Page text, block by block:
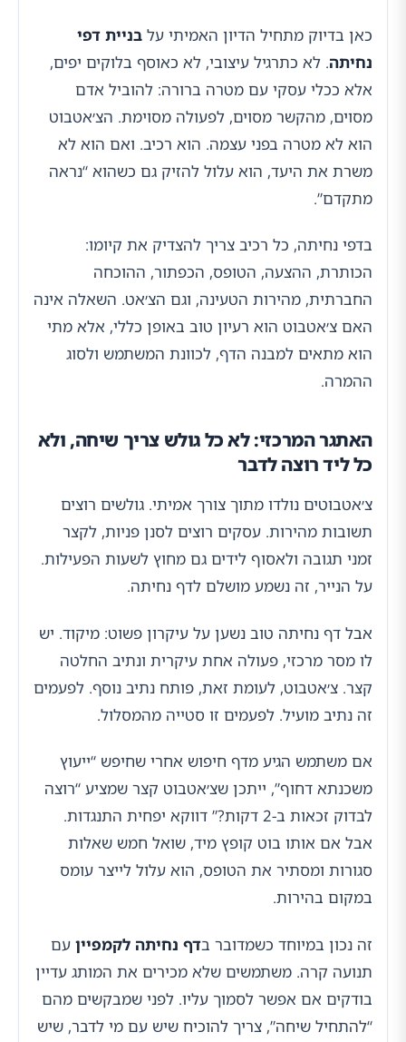
כאן בדיוק מתחיל הדיון האמיתי על בניית דפי
נחיתה. לא כתרגיל עיצובי, לא כאוסף בלוקים יפים,
אלא ככלי עסקי עם מטרה ברורה: להוביל אדם
מסוים, מהקשר מסוים, לפעולה מסוימת. הצ׳אטבוט
הוא לא מטרה בפני עצמה. הוא רכיב. ואם הוא לא
משרת את היעד, הוא עלול להזיק גם כשהוא “נראה
מתקדם”.
בדפי נחיתה, כל רכיב צריך להצדיק את קיומו:
הכותרת, ההצעה, הטופס, הכפתור, ההוכחה
החברתית, מהירות הטעינה, וגם הצ׳אט. השאלה אינה
האם צ׳אטבוט הוא רעיון טוב באופן כללי, אלא מתי
הוא מתאים למבנה הדף, לכוונת המשתמש ולסוג
ההמרה.
האתגר המרכזי: לא כל גולש צריך שיחה, ולא
כל ליד רוצה לדבר
צ׳אטבוטים נולדו מתוך צורך אמיתי. גולשים רוצים
תשובות מהירות. עסקים רוצים לסנן פניות, לקצר
זמני תגובה ולאסוף לידים גם מחוץ לשעות הפעילות.
על הנייר, זה נשמע מושלם לדף נחיתה.
אבל דף נחיתה טוב נשען על עיקרון פשוט: מיקוד. יש
לו מסר מרכזי, פעולה אחת עיקרית ונתיב החלטה
קצר. צ׳אטבוט, לעומת זאת, פותח נתיב נוסף. לפעמים
זה נתיב מועיל. לפעמים זו סטייה מהמסלול.
אם משתמש הגיע מדף חיפוש אחרי שחיפש “ייעוץ
משכנתא דחוף”, ייתכן שצ׳אטבוט קצר שמציע “רוצה
לבדוק זכאות ב-2 דקות?” דווקא יפחית התנגדות.
אבל אם אותו בוט קופץ מיד, שואל חמש שאלות
סגורות ומסתיר את הטופס, הוא עלול לייצר עומס
במקום בהירות.
זה נכון במיוחד כשמדובר בדף נחיתה לקמפיין עם
תנועה קרה. משתמשים שלא מכירים את המותג עדיין
בודקים אם אפשר לסמוך עליו. לפני שמבקשים מהם
“להתחיל שיחה”, צריך להוכיח שיש עם מי לדבר, שיש